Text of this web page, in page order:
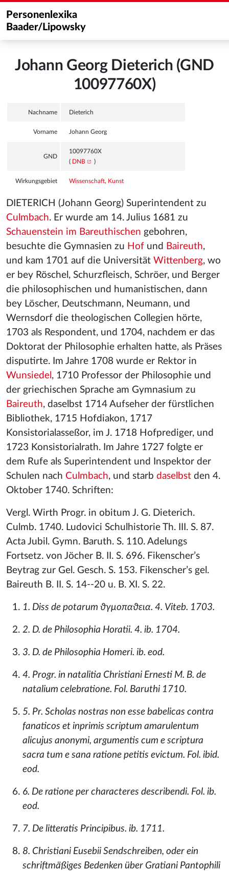
Personenlexika
Baader/Lipowsky
Johann Georg Dieterich (GND
10097760X)
Nachname Dieterich
Vorname Johann Georg
GND
10097760X
( DNB )
Wirkungsgebiet Wissenschaft, Kunst
DIETERICH (Johann Georg) Superintendent zu
Culmbach. Er wurde am 14. Julius 1681 zu
Schauenstein im Bareuthischen gebohren,
besuchte die Gymnasien zu Hof und Baireuth,
und kam 1701 auf die Universität Wittenberg, wo
er bey Röschel, Schurzfleisch, Schröer, und Berger
die philosophischen und humanistischen, dann
bey Löscher, Deutschmann, Neumann, und
Wernsdorf die theologischen Collegien hörte,
1703 als Respondent, und 1704, nachdem er das
Doktorat der Philosophie erhalten hatte, als Präses
disputirte. Im Jahre 1708 wurde er Rektor in
Wunsiedel , 1710 Professor der Philosophie und
der griechischen Sprache am Gymnasium zu
Baireuth, daselbst 1714 Aufseher der fürstlichen
Bibliothek, 1715 Hofdiakon, 1717
Konsistorialasseßor, im J. 1718 Hofprediger, und
1723 Konsistorialrath. Im Jahre 1727 folgte er
dem Rufe als Superintendent und Inspektor der
Schulen nach Culmbach, und starb daselbst den 4.
Oktober 1740. Schriften:
Vergl. Wirth Progr. in obitum J. G. Dieterich.
Culmb. 1740. Ludovici Schulhistorie Th. III. S. 87.
Acta Jubil. Gymn. Baruth. S. 110. Adelungs
Fortsetz. von Jöcher B. II. S. 696. Fikenscher’s
Beytrag zur Gel. Gesch. S. 153. Fikenscher’s gel.
Baireuth B. II. S. 14--20 u. B. XI. S. 22.
1. Diss de potarum ϑγμοπαϑεια. 4. Viteb. 1703.
2. D. de Philosophia Horatii. 4. ib. 1704.
3. D. de Philosophia Homeri. ib. eod.
4. Progr. in natalitia Christiani Ernesti M. B. de
natalium celebratione. Fol. Baruthi 1710.
5. Pr. Scholas nostras non esse babelicas contra
fanaticos et inprimis scriptum amarulentum
alicujus anonymi, argumentis cum e scriptura
sacra tum e sana ratione petitis evictum. Fol. ibid.
eod.
6. De ratione per characteres describendi. Fol. ib.
eod.
7. De litteratis Principibus. ib. 1711.
8. Christiani Eusebii Sendschreiben, oder ein
schriftmäßiges Bedenken über Gratiani Pantophili